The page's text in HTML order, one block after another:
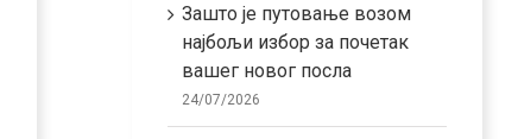
Зашто је путовање возом
најбољи избор за почетак
вашег новог посла
24/07/2026